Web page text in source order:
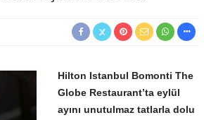
Hilton Istanbul Bomonti The
Globe Restaurant’ta eylül
ayını unutulmaz tatlarla dolu